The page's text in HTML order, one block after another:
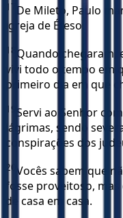
17 De Mileto, Paulo
igreja de Éfeso.
18 Quando chegaram,
vivi todo o tempo em
primeiro dia em que
19 Servi ao Senhor
lágrimas, sendo
conspirações dos
20 Vocês sabem que
fosse proveitoso,
de casa em casa.